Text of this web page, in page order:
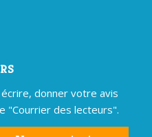
donner votre avis
"Courrier des lecteurs".